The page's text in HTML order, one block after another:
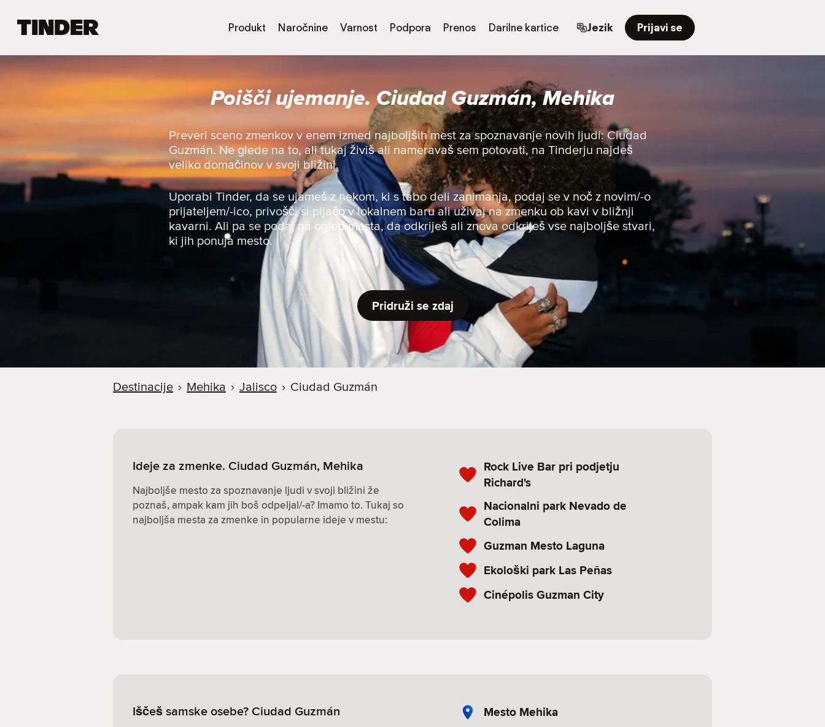
e
o
v
Produkt Naročnine Varnost Podpora Prenos Darilne kartice Jezik Prijavi se
Poišči ujemanje. Ciudad Guzmán, Mehika
Preveri sceno zmenkov v enem izmed najboljših mest za spoznavanje novih ljudi: Ciudad
Guzmán. Ne glede na to, ali tukaj živiš ali nameravaš sem potovati, na Tinderju najdeš
veliko domačinov v svoji bližini.
Uporabi Tinder, da se ujameš z nekom, ki s tabo deli zanimanja, podaj se v noč z novim/-o
prijateljem/-ico, privošči si pijačo v lokalnem baru ali uživaj na zmenku ob kavi v bližnji
kavarni. Ali pa se podaj na ogled mesta, da odkriješ ali znova odkriješ vse najboljše stvari,
ki jih ponuja mesto.
Pridruži se zdaj
Destinacije › Mehika › Jalisco › Ciudad Guzmán
Ideje za zmenke. Ciudad Guzmán, Mehika
Najboljše mesto za spoznavanje ljudi v svoji bližini že
poznaš, ampak kam jih boš odpeljal/-a? Imamo to. Tukaj so
najboljša mesta za zmenke in popularne ideje v mestu:
Rock Live Bar pri podjetju
Richard's
Nacionalni park Nevado de
Colima
Guzman Mesto Laguna
Ekološki park Las Peñas
Cinépolis Guzman City
Iščeš samske osebe? Ciudad Guzmán
Mesto Mehika